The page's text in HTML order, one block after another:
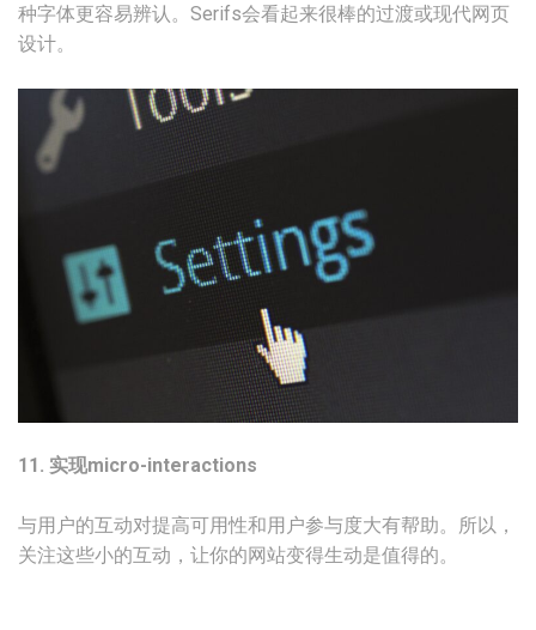
种字体更容易辨认。Serifs会看起来很棒的过渡或现代网页
设计。
11. 实现micro-interactions
与用户的互动对提高可用性和用户参与度大有帮助。所以，
关注这些小的互动，让你的网站变得生动是值得的。